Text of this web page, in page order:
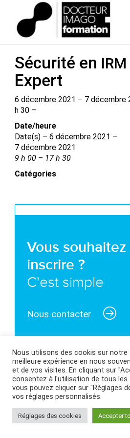
SESSION DE FORMATION
Sécurité en IRM
Expert
6 décembre 2021 – 7 décembre
h 30 –
Date/​heure
Date(s) – 6 décembre 2021 –
7 décembre 2021
9 h 00 – 17 h 30
Catégories
Vous souhaitez
inscrire ?
C'est simple
Nous contacter
MENTIONS LÉGALES ET
D’UTILISATION| POLITIQUE
Nous utilisons des cookis sur
meilleure expérience en nous
et de vos visites. En cliquant sur
consentez à l'utilisation de tous
vous pouvez cliquer sur "Réglages
vos réglages personnalisés.
Réglages des cookies Accepter